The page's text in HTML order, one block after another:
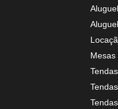
Mesas